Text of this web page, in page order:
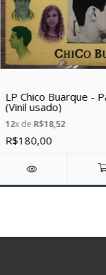
LP Chico Buarque -
(Vinil usado)
12x de R$18,52
R$180,00